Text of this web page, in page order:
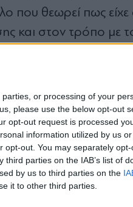
or processing of your
please use the below opt-out
opt-out request is processed
information utilized by us
opt-out. You may separately
parties on the IAB’s list of
by us to third parties on the
it to other third parties.
που θεωρεί πως είχε
και στον τρόπο με
«Το καθήκον μου
στην
της στη χαρά».
Άνοιξε και άλλο
τονΣΚΑΪκαι, όπως
διάθεση, μίλησε